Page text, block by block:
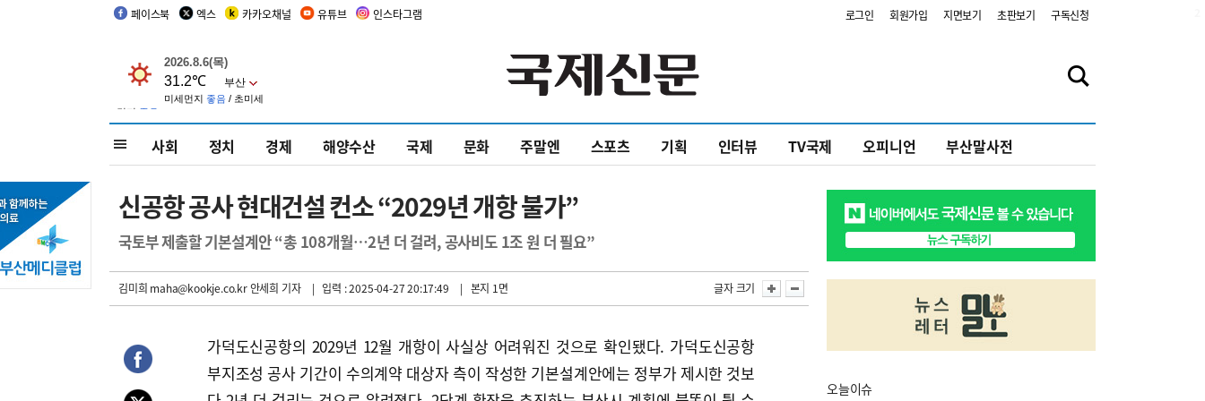
페이스북 엑스 카카오채널 유튜브 인스타그램 로그인 회원가입 지면보기 초판보기 구독신청
사회 정치 경제 해양수산 국제 문화 주말엔 스포츠 기획 인터뷰 TV국제 오피니언 부산말사전
신공항 공사 현대건설 컨소 “2029년 개항 불가”
국토부 제출할 기본설계안 “총 108개월…2년 더 걸려, 공사비도 1조 원 더 필요”
김미희 maha@kookje.co.kr 안세희 기자 | 입력 : 2025-04-27 20:17:49 | 본지 1면 글자 크기
가덕도신공항의 2029년 12월 개항이 사실상 어려워진 것으로 확인됐다. 가덕도신공항
부지조성 공사 기간이 수의계약 대상자 측이 작성한 기본설계안에는 정부가 제시한 것보
오늘이슈